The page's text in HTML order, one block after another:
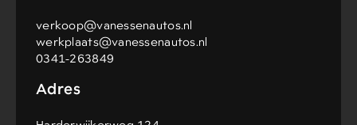
verkoop@vanessenautos.nl
werkplaats@vanessenautos.nl
0341-263849
Adres